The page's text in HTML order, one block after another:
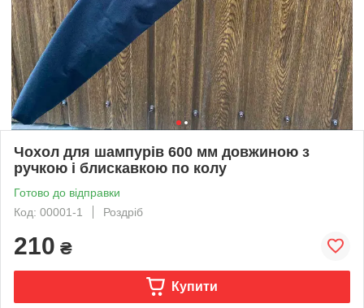
Чохол для шампурів 600 мм довжиною з
ручкою і блискавкою по колу
Готово до відправки
Код: 00001-1
Роздріб
210 ₴
Купити